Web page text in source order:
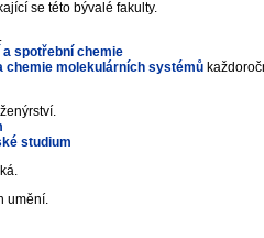
se této bývalé fakulty.
spotřební chemie
chemie molekulárních systémů
studium
umění.